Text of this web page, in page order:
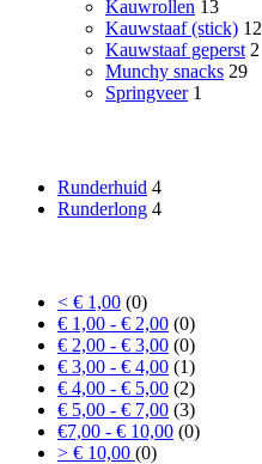
Kauwrollen 13
Kauwstaaf (stick) 12
Kauwstaaf geperst 2
Munchy snacks 29
Springveer 1
Runderhuid 4
Runderlong 4
< € 1,00 (0)
€ 1,00 - € 2,00 (0)
€ 2,00 - € 3,00 (0)
€ 3,00 - € 4,00 (1)
€ 4,00 - € 5,00 (2)
€ 5,00 - € 7,00 (3)
€7,00 - € 10,00 (0)
> € 10,00 (0)